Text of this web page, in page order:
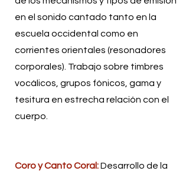
en el sonido cantado tanto en la
escuela occidental como en
corrientes orientales (resonadores
corporales). Trabajo sobre timbres
vocálicos, grupos fónicos, gama y
tesitura en estrecha relación con el
cuerpo.
Coro y Canto Coral:Desarrollo de la